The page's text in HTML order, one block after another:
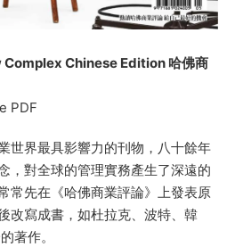
Chinese Edition 哈佛商
PDF
世界最具影響力的刊物，八十餘年
，對全球的管理實務產生了深遠的
常先在《哈佛商業評論》上發表原
改寫成書，如杜拉克、波特、韓
著作。